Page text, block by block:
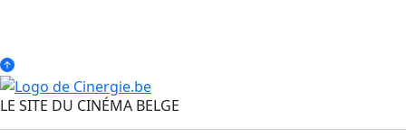
LE SITE DU CINÉMA BELGE